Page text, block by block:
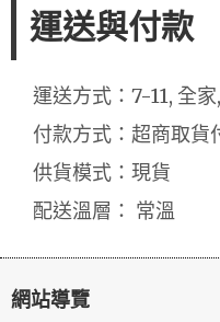
運送與付款
運送方式：7-11, 全
付款方式：超商取貨
供貨模式：現貨
配送溫層： 常溫
網站導覽